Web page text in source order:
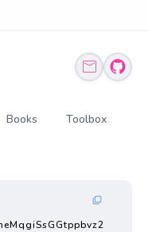
Books Toolbox